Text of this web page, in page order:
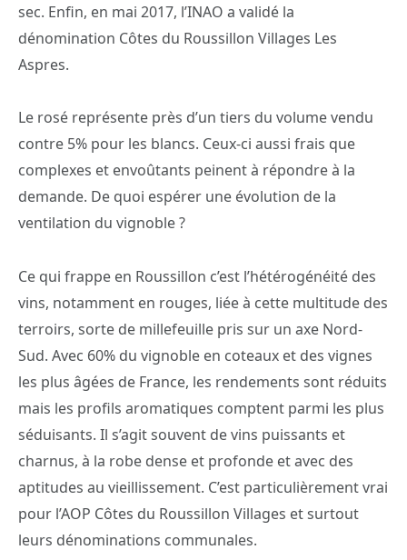
sec. Enfin, en mai 2017, l’INAO a validé la
dénomination Côtes du Roussillon Villages Les
Aspres.
Le rosé représente près d’un tiers du volume vendu
contre 5% pour les blancs. Ceux-ci aussi frais que
complexes et envoûtants peinent à répondre à la
demande. De quoi espérer une évolution de la
ventilation du vignoble ?
Ce qui frappe en Roussillon c’est l’hétérogénéité des
vins, notamment en rouges, liée à cette multitude des
terroirs, sorte de millefeuille pris sur un axe Nord-
Sud. Avec 60% du vignoble en coteaux et des vignes
les plus âgées de France, les rendements sont réduits
mais les profils aromatiques comptent parmi les plus
séduisants. Il s’agit souvent de vins puissants et
charnus, à la robe dense et profonde et avec des
aptitudes au vieillissement. C’est particulièrement vrai
pour l’AOP Côtes du Roussillon Villages et surtout
leurs dénominations communales.